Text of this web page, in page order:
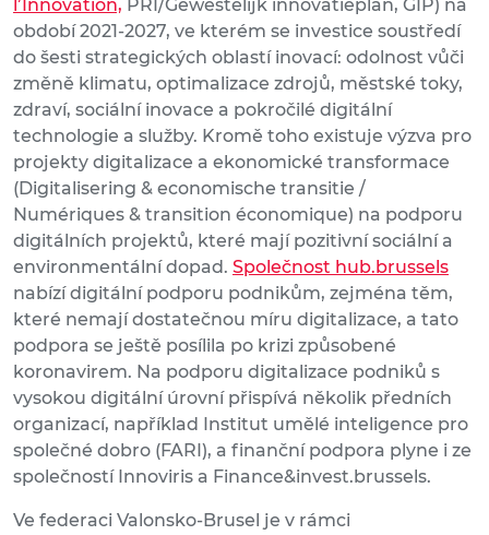
l’Innovation, PRI/Gewestelijk innovatieplan, GIP) na
období 2021-2027, ve kterém se investice soustředí
do šesti strategických oblastí inovací: odolnost vůči
změně klimatu, optimalizace zdrojů, městské toky,
zdraví, sociální inovace a pokročilé digitální
technologie a služby. Kromě toho existuje výzva pro
projekty digitalizace a ekonomické transformace
(Digitalisering & economische transitie /
Numériques & transition économique) na podporu
digitálních projektů, které mají pozitivní sociální a
environmentální dopad. Společnost hub.brussels
nabízí digitální podporu podnikům, zejména těm,
které nemají dostatečnou míru digitalizace, a tato
podpora se ještě posílila po krizi způsobené
koronavirem. Na podporu digitalizace podniků s
vysokou digitální úrovní přispívá několik předních
organizací, například Institut umělé inteligence pro
společné dobro (FARI), a finanční podpora plyne i ze
společností Innoviris a Finance&invest.brussels.
Ve federaci Valonsko-Brusel je v rámci